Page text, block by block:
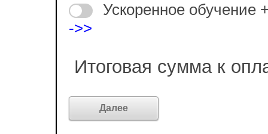
Ускоренное обучение
->>
Итоговая сумма к